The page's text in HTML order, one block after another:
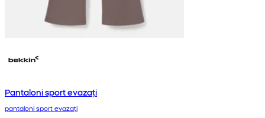
Pantaloni sport evazați
pantaloni sport evazați